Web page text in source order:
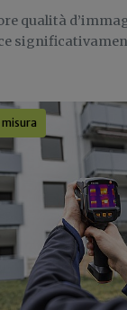
qualità